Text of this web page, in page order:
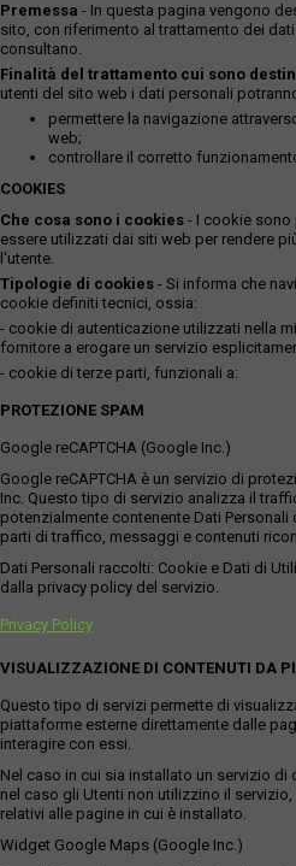
Premessa - In questa pagina vengono
sito, con riferimento al trattamento dei
consultano.
Finalità del trattamento cui sono
utenti del sito web i dati personali
permettere la navigazione
web;
controllare il corretto
COOKIES
Che cosa sono i cookies - I cookie
essere utilizzati dai siti web per rendere
l'utente.
Tipologie di cookies - Si informa che
cookie definiti tecnici, ossia:
- cookie di autenticazione utilizzati nella
fornitore a erogare un servizio
- cookie di terze parti, funzionali a:
PROTEZIONE SPAM
Google reCAPTCHA (Google Inc.)
Google reCAPTCHA è un servizio di
Inc. Questo tipo di servizio analizza il
potenzialmente contenente Dati
parti di traffico, messaggi e contenuti
Dati Personali raccolti: Cookie e Dati di
dalla privacy policy del servizio.
Privacy Policy
VISUALIZZAZIONE DI CONTENUTI DA
Questo tipo di servizi permette di
piattaforme esterne direttamente dalle
interagire con essi.
Nel caso in cui sia installato un servizio
nel caso gli Utenti non utilizzino il
relativi alle pagine in cui è installato.
Widget Google Maps (Google Inc.)